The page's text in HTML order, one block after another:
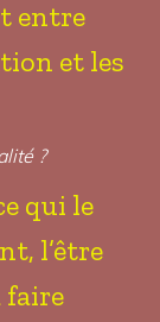
entre
et les
?
qui le
l’être
faire